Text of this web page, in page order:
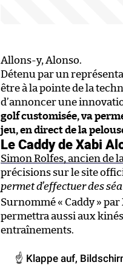
Allons-y, Alonso.
Détenu par un
être à la pointe de la
d’annoncer une
golf customisée, va
jeu, en direct de la
Le Caddy de Xabi
Simon Rolfes, ancien de la
précisions sur le site
permet d’effectuer des
Surnommé « Caddy »
permettra aussi aux
entraînements.
☝️ Klappe auf,